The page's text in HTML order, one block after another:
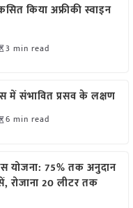
किया अफ्रीकी स्वाइन
3 min read
में संभावित प्रसव के लक्षण
6 min read
योजना: 75% तक अनुदान
रोजाना 20 लीटर तक